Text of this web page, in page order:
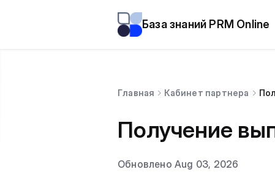
База знаний PRM Online
Главная Кабинет партнера
Получение
Обновлено Aug 03, 2026